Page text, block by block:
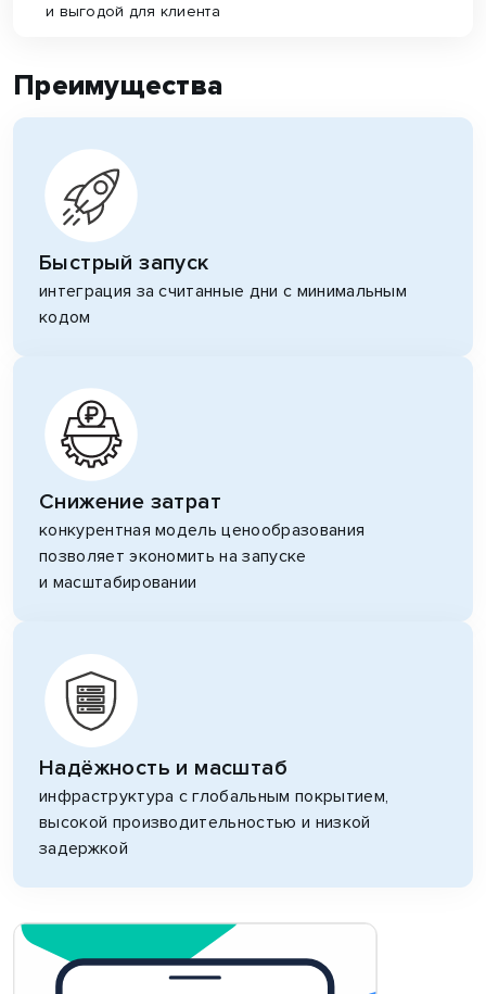
и выгодой для клиента
Преимущества
Быстрый запуск
интеграция за считанные дни с минимальным
кодом
Снижение затрат
конкурентная модель ценообразования
позволяет экономить на запуске
и масштабировании
Надёжность и масштаб
инфраструктура с глобальным покрытием,
высокой производительностью и низкой
задержкой